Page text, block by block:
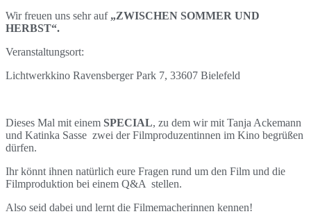
Wir freuen uns sehr auf „ZWISCHEN SOMMER UND
HERBST“.
Veranstaltungsort:
Lichtwerkkino Ravensberger Park 7, 33607 Bielefeld
Dieses Mal mit einem SPECIAL, zu dem wir mit Tanja Ackemann
und Katinka Sasse zwei der Filmproduzentinnen im Kino begrüßen
dürfen.
Ihr könnt ihnen natürlich eure Fragen rund um den Film und die
Filmproduktion bei einem Q&A stellen.
Also seid dabei und lernt die Filmemacherinnen kennen!